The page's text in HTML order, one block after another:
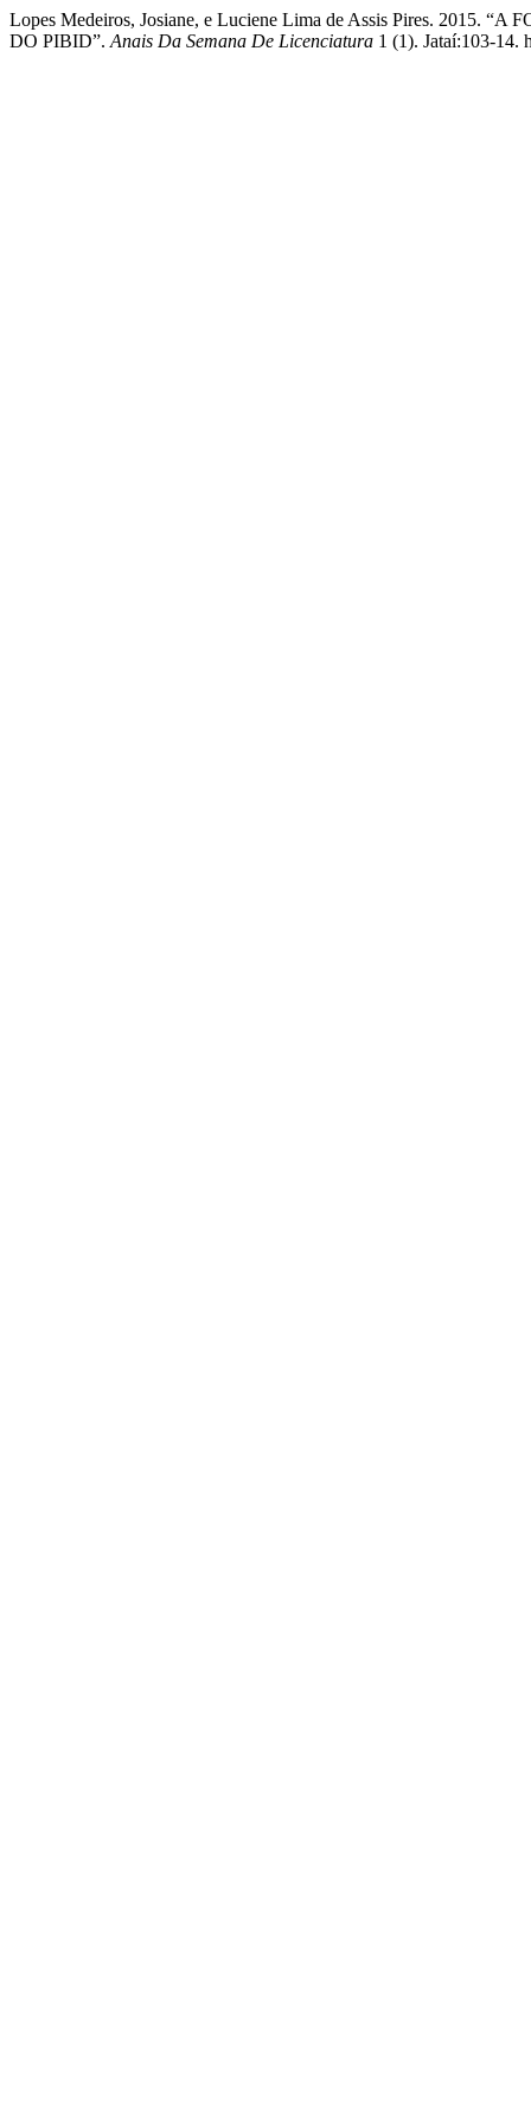
Lopes Medeiros, Josiane, e Luciene Lima de Assis Pires. 2015.
DO PIBID”. Anais Da Semana De Licenciatura 1 (1). Jataí:103-14.